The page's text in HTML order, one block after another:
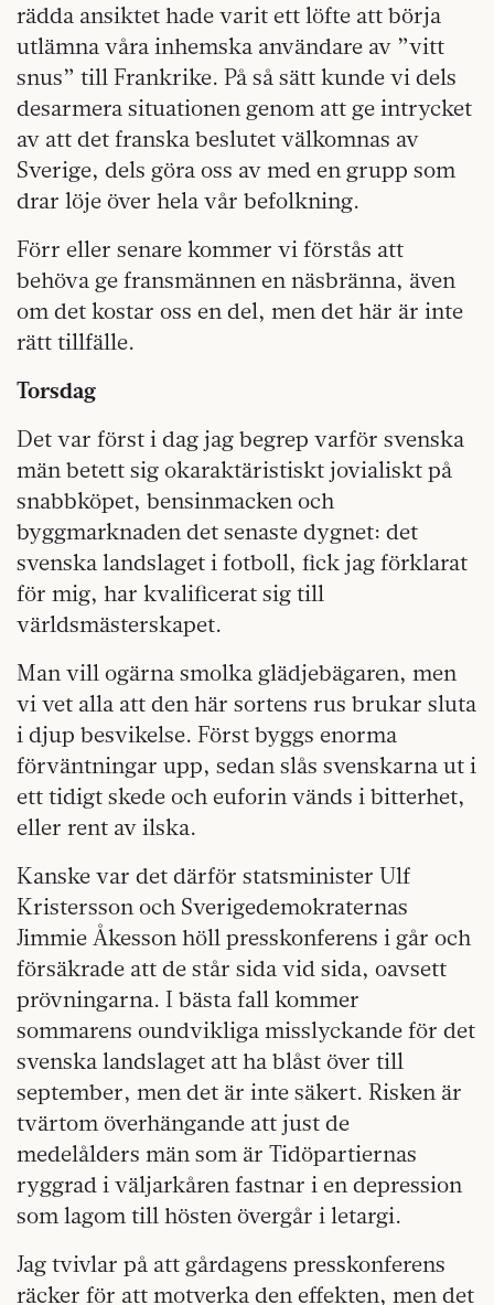
rädda ansiktet hade varit ett löfte att börja
utlämna våra inhemska användare av ”vitt
snus” till Frankrike. På så sätt kunde vi dels
desarmera situationen genom att ge intrycket
av att det franska beslutet välkomnas av
Sverige, dels göra oss av med en grupp som
drar löje över hela vår befolkning.
Förr eller senare kommer vi förstås att
behöva ge fransmännen en näsbränna, även
om det kostar oss en del, men det här är inte
rätt tillfälle.
Torsdag
Det var först i dag jag begrep varför svenska
män betett sig okaraktäristiskt jovialiskt på
snabbköpet, bensinmacken och
byggmarknaden det senaste dygnet: det
svenska landslaget i fotboll, fick jag förklarat
för mig, har kvalificerat sig till
världsmästerskapet.
Man vill ogärna smolka glädjebägaren, men
vi vet alla att den här sortens rus brukar sluta
i djup besvikelse. Först byggs enorma
förväntningar upp, sedan slås svenskarna ut i
ett tidigt skede och euforin vänds i bitterhet,
eller rent av ilska.
Kanske var det därför statsminister Ulf
Kristersson och Sverigedemokraternas
Jimmie Åkesson höll presskonferens i går och
försäkrade att de står sida vid sida, oavsett
prövningarna. I bästa fall kommer
sommarens oundvikliga misslyckande för det
svenska landslaget att ha blåst över till
september, men det är inte säkert. Risken är
tvärtom överhängande att just de
medelålders män som är Tidöpartiernas
ryggrad i väljarkåren fastnar i en depression
som lagom till hösten övergår i letargi.
Jag tvivlar på att gårdagens presskonferens
räcker för att motverka den effekten, men det